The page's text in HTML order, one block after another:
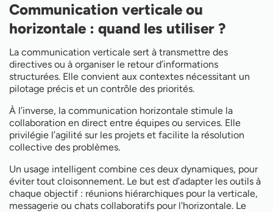
Communication verticale ou
horizontale : quand les utiliser ?
La communication verticale sert à transmettre des
directives ou à organiser le retour d’informations
structurées. Elle convient aux contextes nécessitant un
pilotage précis et un contrôle des priorités.
À l’inverse, la communication horizontale stimule la
collaboration en direct entre équipes ou services. Elle
privilégie l’agilité sur les projets et facilite la résolution
collective des problèmes.
Un usage intelligent combine ces deux dynamiques, pour
éviter tout cloisonnement. Le but est d’adapter les outils à
chaque objectif : réunions hiérarchiques pour la verticale,
messagerie ou chats collaboratifs pour l'horizontale. Le